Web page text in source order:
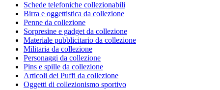
Schede telefoniche collezionabili
Birra e oggettistica da collezione
Penne da collezione
Sorpresine e gadget da collezione
Materiale pubblicitario da collezione
Militaria da collezione
Personaggi da collezione
Pins e spille da collezione
Articoli dei Puffi da collezione
Oggetti di collezionismo sportivo